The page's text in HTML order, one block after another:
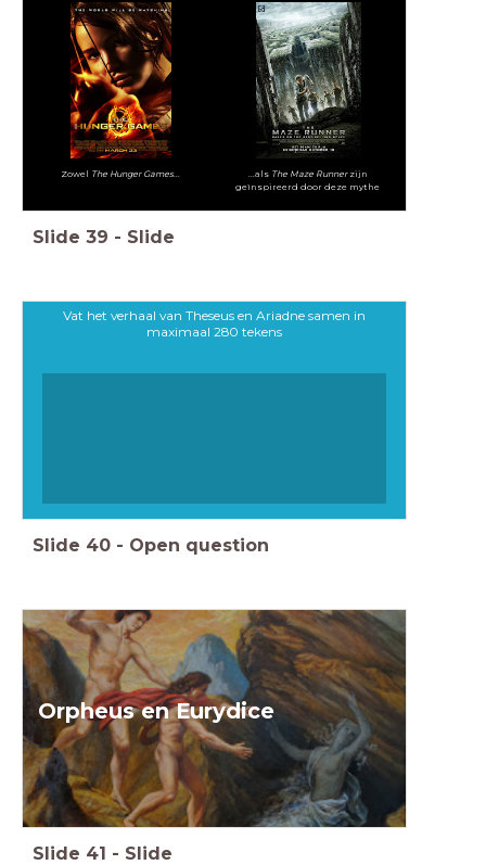
Zowel The Hunger Games... ...als The Maze Runner zijn
geïnspireerd door deze mythe
Slide 39 - Slide
Vat het verhaal van Theseus en Ariadne samen in
maximaal 280 tekens
Slide 40 - Open question
Orpheus en Eurydice
Slide 41 - Slide